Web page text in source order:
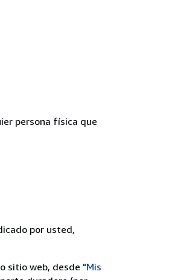
persona física que
por usted,
sitio web, desde "Mis